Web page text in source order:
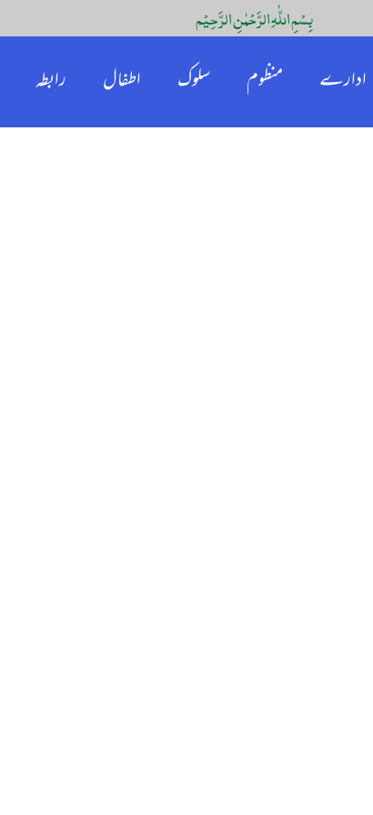
بِسْمِ اللّٰہِ الرَّحْمٰنِ الرَّحِیْم
ادارے منظوم سلوک اطفال رابطہ